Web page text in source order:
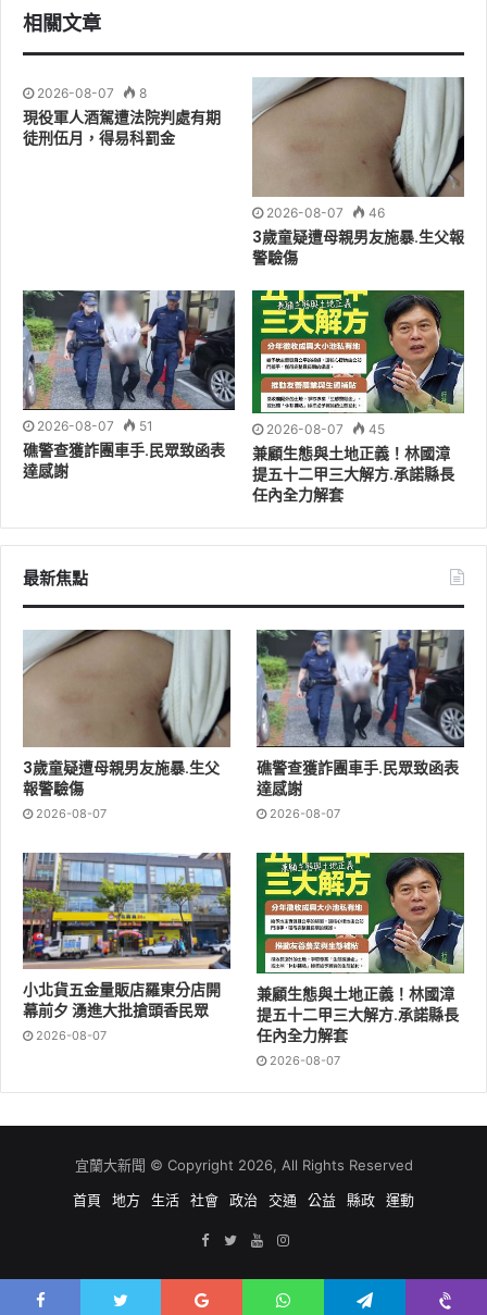
為腦幹出血性中風，後來爸爸入住機構開始復健治療，面
銷，所有的經濟重擔全落在媽媽身上，但媽媽未因此被打
敗，一人辛勞兼職清潔工作及小吃店兩份工作支撐家計，
並照料阿鐵及小魚兩兄妹的生活，從未喊過一聲苦，在學
校、公私部門共同合作協助下，讓阿鐵及小魚兩兄妹的生
活漸漸趨於穩定，並且三餐足以溫飽。
心心是一位照顧四名子女的媽媽，丈夫因職業關係，工作
時間大多早出晚歸，孩子們皆由心心自行照顧，且無替代
照顧者協助支援。由於家中子女眾多，又因心心目前身懷
第五胎，懷孕初期身體較為不適，使她難以外出工作，經
濟僅倚靠丈夫收入及補助款，以維持家中生活開銷，雖然
心心及丈夫背負著沉重壓力，仍勇敢面對生活給予的考
驗，盡所能給予孩子們穩定的生活，心心相信只要一家人
宜蘭縣政府祝福全天下所有媽媽，同時更感謝每個肩負照
顧家庭重任的「媽媽/家庭照顧者」，為了維持家庭的基本
運作，需要耗費更多的時間及心力。不僅是家庭成員需要
被關愛，全心付出愛的「媽媽/家庭照顧者」也需要被照
顧。宜蘭縣長林姿妙表示：感謝道家人文協會在這個溫馨
的節日裡，給予這些「媽媽」的祝福，也邀請大家，一起
向所有的「媽媽/家庭照顧者」道出感恩的話，凝聚家庭和
諧氣氛，一起打拚共創宜蘭好生活。
相關文章
2026-08-07 8
現役軍人酒駕遭法院判處有期
徒刑伍月，得易科罰金
2026-08-07 46
3歲童疑遭母親男友施暴.生父報
警驗傷
2026-08-07 51
礁警查獲詐團車手.民眾致函表
達感謝
2026-08-07 45
兼顧生態與土地正義！林國漳
提五十二甲三大解方.承諾縣長
任內全力解套
最新焦點
3歲童疑遭母親男友施暴.生父
報警驗傷
2026-08-07
礁警查獲詐團車手.民眾致函表
達感謝
2026-08-07
小北貨五金量販店羅東分店開
幕前夕 湧進大批搶頭香民眾
2026-08-07
兼顧生態與土地正義！林國漳
提五十二甲三大解方.承諾縣長
任內全力解套
2026-08-07
宜蘭大新聞 © Copyright 2026, All Rights Reserved
首頁
地方 生活 社會 政治 交通 公益 縣政 運動